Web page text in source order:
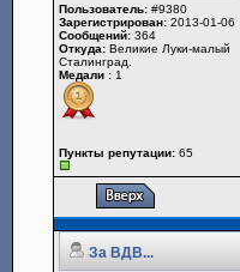
Пользователь: #9380
Зарегистрирован: 2013-01-06
Сообщений: 364
Откуда: Великие Луки-малый
Сталинград.
Медали : 1
Пункты репутации: 65
За ВДВ...